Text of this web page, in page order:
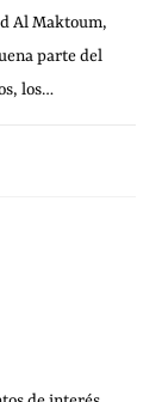
Al Maktoum,
parte del
los…